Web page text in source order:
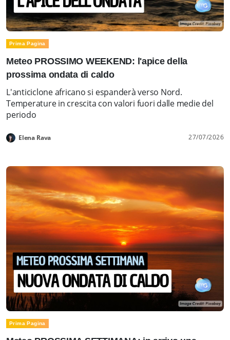
Prima Pagina
Meteo PROSSIMO WEEKEND: l'apice della
prossima ondata di caldo
L'anticiclone africano si espanderà verso Nord.
Temperature in crescita con valori fuori dalle medie del
periodo
Elena Rava 27/07/2026
Prima Pagina